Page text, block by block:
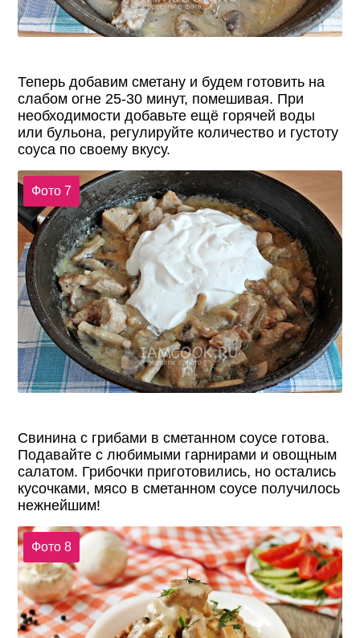
Теперь добавим сметану и будем готовить на
слабом огне 25-30 минут, помешивая. При
необходимости добавьте ещё горячей воды
или бульона, регулируйте количество и густоту
соуса по своему вкусу.
Фото 7
Свинина с грибами в сметанном соусе готова.
Подавайте с любимыми гарнирами и овощным
салатом. Грибочки приготовились, но остались
кусочками, мясо в сметанном соусе получилось
нежнейшим!
Фото 8